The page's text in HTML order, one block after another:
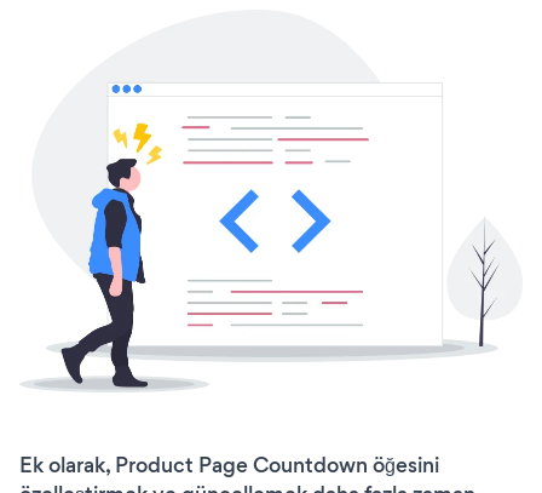
Ek olarak, Product Page Countdown öğesini